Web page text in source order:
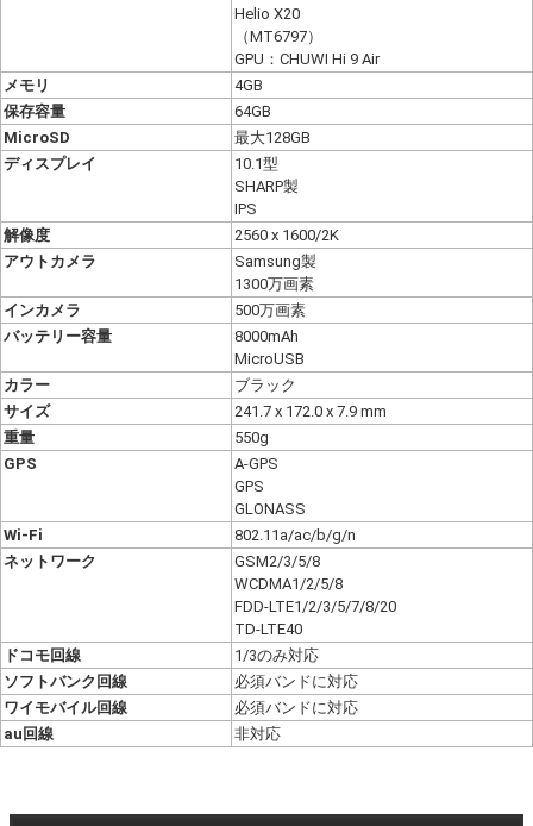
Helio X20
（MT6797）
GPU：CHUWI Hi 9 Air
メモリ
4GB
保存容量
64GB
MicroSD
最大128GB
ディスプレイ
10.1型
SHARP製
IPS
解像度
2560 x 1600/2K
アウトカメラ
Samsung製
1300万画素
インカメラ
500万画素
バッテリー容量
8000mAh
MicroUSB
カラー
ブラック
サイズ
241.7 x 172.0 x 7.9 mm
重量
550g
GPS
A-GPS
GPS
GLONASS
Wi-Fi
802.11a/ac/b/g/n
ネットワーク
GSM2/3/5/8
WCDMA1/2/5/8
FDD-LTE1/2/3/5/7/8/20
TD-LTE40
ドコモ回線
1/3のみ対応
ソフトバンク回線
必須バンドに対応
ワイモバイル回線
必須バンドに対応
au回線
非対応